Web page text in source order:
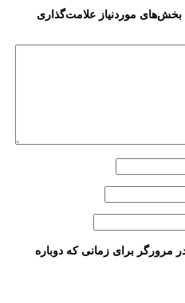
بخش‌های موردنیاز علامت‌گذاری
مرورگر برای زمانی که دوباره